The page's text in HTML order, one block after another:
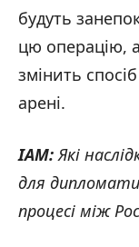
будуть
цю операцію,
змінить
арені.
IAM:Які
для
процесі між